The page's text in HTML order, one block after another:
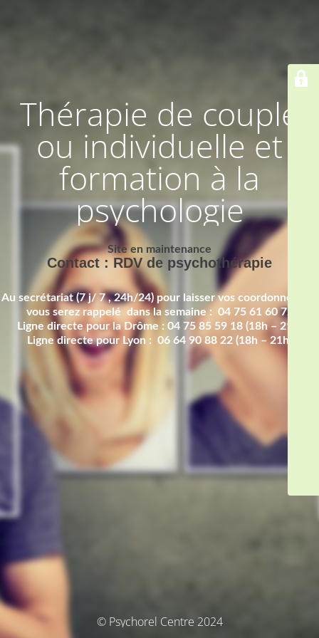
Thérapie de couple
ou individuelle et
formation à la
psychologie
Site en maintenance
Contact : RDV de psychothérapie
Au secrétariat (7 j/ 7 , 24h/24) pour laisser vos coordonnées et
vous serez rappelé dans la semaine : 04 75 61 60 72
Ligne directe pour la Drôme : 04 75 85 59 18 (18h – 21h)
Ligne directe pour Lyon : 06 64 90 88 22 (18h – 21h)
© Psychorel Centre 2024